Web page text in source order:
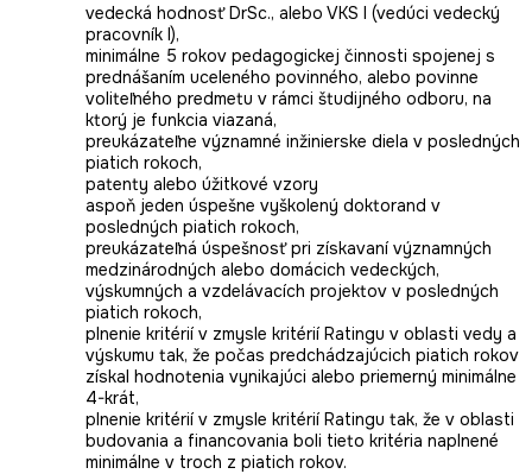
vedecká hodnosť DrSc., alebo VKS I (vedúci vedecký
pracovník I),
minimálne 5 rokov pedagogickej činnosti spojenej s
prednášaním uceleného povinného, alebo povinne
voliteľného predmetu v rámci študijného odboru, na
ktorý je funkcia viazaná,
preukázateľne významné inžinierske diela v posledných
piatich rokoch,
patenty alebo úžitkové vzory
aspoň jeden úspešne vyškolený doktorand v
posledných piatich rokoch,
preukázateľná úspešnosť pri získavaní významných
medzinárodných alebo domácich vedeckých,
výskumných a vzdelávacích projektov v posledných
piatich rokoch,
plnenie kritérií v zmysle kritérií Ratingu v oblasti vedy a
výskumu tak, že počas predchádzajúcich piatich rokov
získal hodnotenia vynikajúci alebo priemerný minimálne
4-krát,
plnenie kritérií v zmysle kritérií Ratingu tak, že v oblasti
budovania a financovania boli tieto kritéria naplnené
minimálne v troch z piatich rokov.